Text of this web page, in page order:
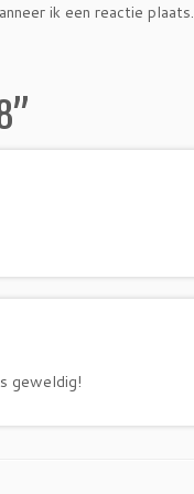
ik een reactie plaats.
”
geweldig!